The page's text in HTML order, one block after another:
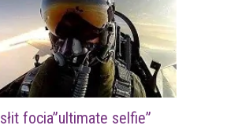
focia”ultimate selfie”